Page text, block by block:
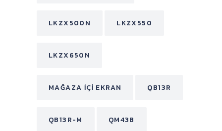
LKZX500N LKZX550
LKZX650N
MAĞAZA İÇI EKRAN QB13R
QB13R-M QM43B